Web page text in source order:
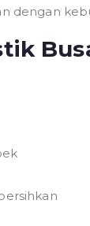
dengan